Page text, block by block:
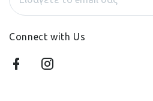
Connect with Us